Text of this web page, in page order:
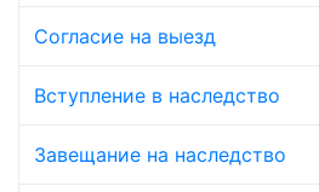
Согласие на выезд
Вступление в наследство
Завещание на наследство